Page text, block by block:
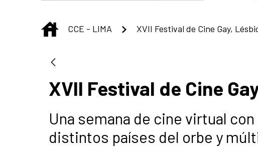
INICIO
CCE - LIMA
XVII Festival de Cine
Una semana de cine virtual
distintos países del orbe y